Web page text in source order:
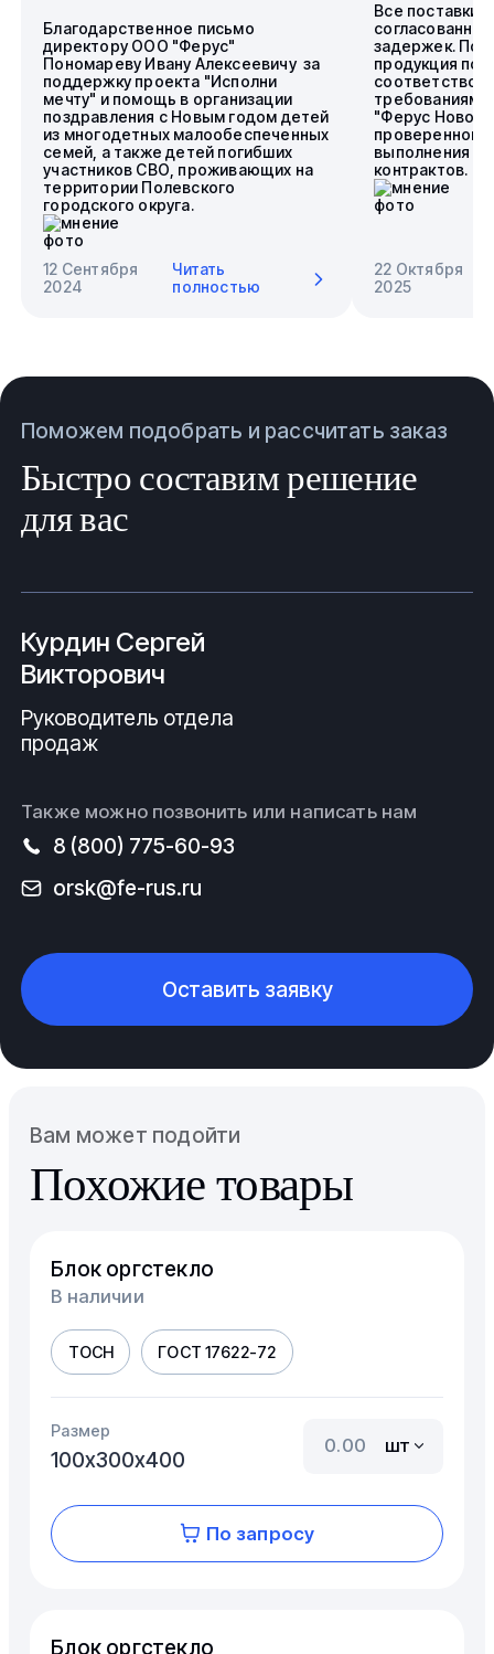
Благодарственное письмо
директору ООО "Ферус"
Пономареву Ивану Алексеевичу за
поддержку проекта "Исполни
мечту" и помощь в организации
поздравления с Новым годом детей
из многодетных малообеспеченных
семей, а также детей погибших
участников СВО, проживающих на
территории Полевского
городского округа.
12 Сентября
2024
Читать
полностью
Все поставки
задержек.
продукция
требованиям.
"Ферус
проверенного
выполнения
контрактов.
22 Октября
2025
Поможем подобрать и рассчитать заказ
Быстро составим решение
для вас
Курдин Сергей
Викторович
Руководитель отдела
продаж
Также можно позвонить или написать нам
8 (800) 775-60-93
orsk@fe-rus.ru
Оставить заявку
Вам может подойти
Похожие товары
Блок оргстекло
В наличии
ТОСН ГОСТ 17622-72
Размер
100х300х400
шт
По запросу
Блок оргстекло